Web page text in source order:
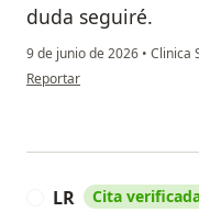
duda seguiré.
9 de junio de 2026 • Clinica
en opinión del usuario Valeria
Reportar
LR Cita